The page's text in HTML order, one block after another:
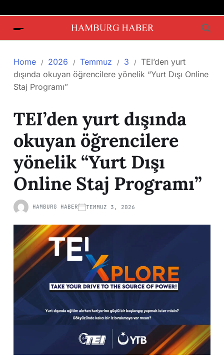
Home 2026 Temmuz 3
TEI’den yurt
dışında okuyan öğrencilere yönelik “Yurt Dışı Online
Staj Programı”
TEI’den yurt dışında
okuyan öğrencilere
yönelik “Yurt Dışı
Online Staj Programı”
HAMBURG HABER TEMMUZ 3, 2026